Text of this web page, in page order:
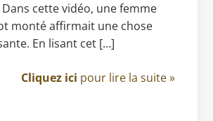
cette vidéo, une femme
monté affirmait une chose
En lisant cet […]
Cliquez ici pour lire la suite »